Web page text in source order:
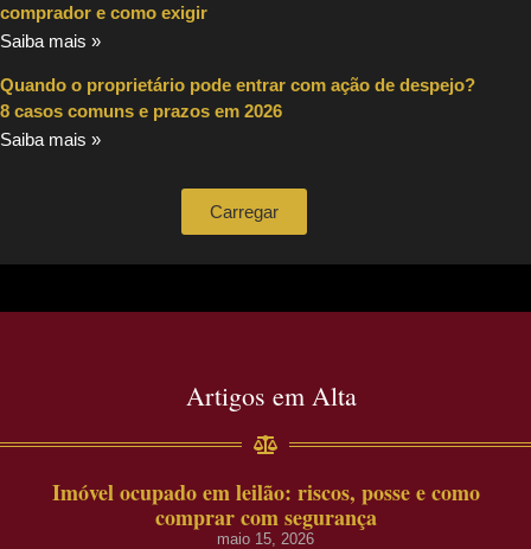
comprador e como exigir
Saiba mais »
Quando o proprietário pode entrar com ação de despejo?
8 casos comuns e prazos em 2026
Saiba mais »
Carregar
Artigos em Alta
Imóvel ocupado em leilão: riscos, posse e como
comprar com segurança
maio 15, 2026